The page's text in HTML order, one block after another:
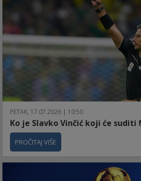
PETAK, 17.07.2026 | 10:50
Ko je Slavko Vinčić koji će suditi
PROČITAJ VIŠE